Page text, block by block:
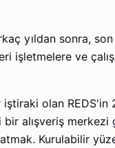
yıldan sonra,
işletmelere ve
olan REDS'in
alışveriş
Kurulabilir